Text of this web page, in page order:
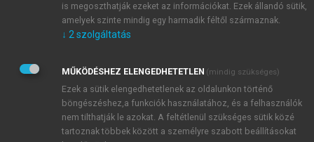
Kérek értesítést a MeRSZ újdonságairól, akcióiról.
Kérek értesítést az Akadémiai Kiadó Zrt. újdonságairól,
Adatkezelési tájékoztatóbanfoglaltakat tudomásul
veszem és elfogadom.
Általános vásárlási feltételeket, valamint a szotar.netés a
mersz.huoldalak licencszerződéseiben foglaltakat
tudomásul veszem és elfogadom.
is megoszthatják ezeket az információkat. Ezek állandó sütik,
amelyek szinte mindig egy harmadik féltől származnak.
↓ 2 szolgáltatás
MŰKÖDÉSHEZ ELENGEDHETETLEN (mindig szükséges)
Ezek a sütik elengedhetetlenek az oldalunkon történő
böngészéshez,a funkciók használatához, és a felhasználók
nem tilthatják le azokat. A feltétlenül szükséges sütik közé
tartoznak többek között a személyre szabott beállításokat